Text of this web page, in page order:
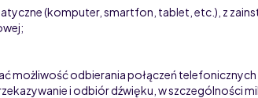
(komputer, smartfon, tablet, etc.), z
odbierania połączeń
i odbiór dźwięku, w szczególności